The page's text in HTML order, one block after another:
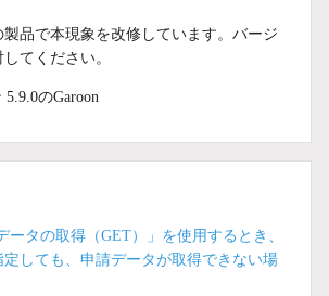
品で本現象を改修しています。バージ
てください。
のGaroon
ータの取得（GET）」を使用するとき、
しても、申請データが取得できない場